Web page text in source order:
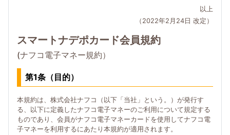
以上
（2022年2月24日 改定）
スマートナデポカード会員規約
(ナフコ電子マネー規約）
第1条（目的）
本規約は、株式会社ナフコ（以下「当社」という。）が発行す
る、以下に定義したナフコ電子マネーのご利用について規定する
ものであり、会員がナフコ電子マネーカードを使用してナフコ電
子マネーを利用するにあたり本規約が適用されます。